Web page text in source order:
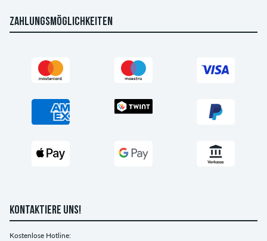
ZAHLUNGSMÖGLICHKEITEN
KONTAKTIERE UNS!
Kostenlose Hotline: